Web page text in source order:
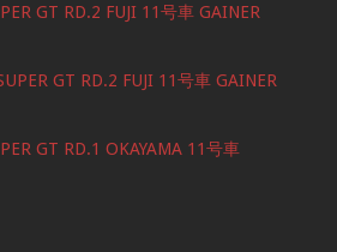
GT RD.2 FUJI 11号車 GAINER
GT RD.2 FUJI 11号車 GAINER
GT RD.1 OKAYAMA 11号車